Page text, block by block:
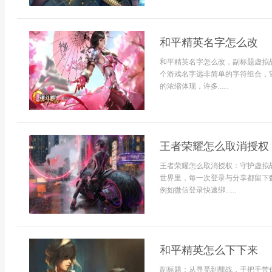
和平精英名字怎么改
和平精英名字怎么改，副标题虚
个游戏名字远非简单的字符组合
的浓缩体现，许多......
王者荣耀怎么取消授权
王者荣耀怎么取消授权：守护虚
世界里，每一次登录与分享都留
例如微信登录快速绑......
和平精英怎么下下来
副标题：从寻觅到酣战，手把手